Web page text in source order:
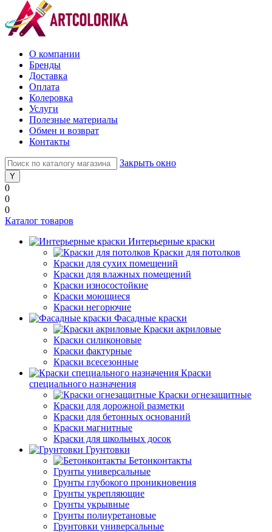
О компании
Бренды
Доставка
Оплата
Колеровка
Услуги
Полезные материалы
Обмен и возврат
Контакты
Закрыть окно
0
0
0
Каталог товаров
Интерьерные краски
Краски для потолков
Краски для сухих помещений
Краски для влажных помещений
Краски износостойкие
Краски моющиеся
Краски негорючие
Фасадные краски
Краски акриловые
Краски силиконовые
Краски фактурные
Краски всесезонные
Краски
специального назначения
Краски огнезащитные
Краски для дорожной разметки
Краски для бетонных оснований
Краски магнитные
Краски для школьных досок
Грунтовки
Бетонконтакты
Грунты универсальные
Грунты глубокого проникновения
Грунты укрепляющие
Грунты укрывные
Грунты полиуретановые
Грунтовки универсальные